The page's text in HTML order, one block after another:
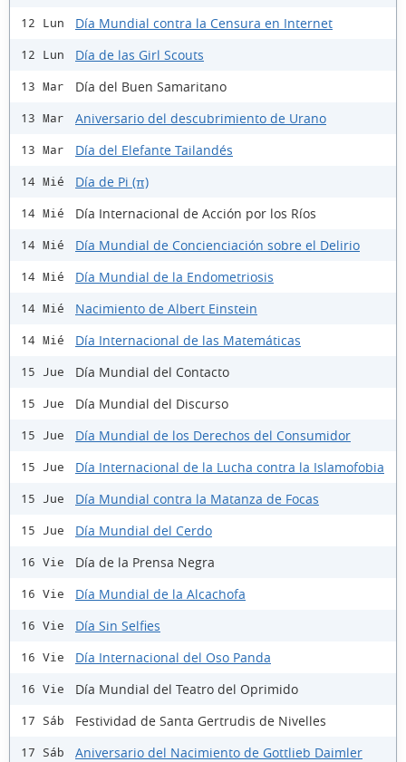
12 Lun Día Mundial contra la Censura en Internet
12 Lun Día de las Girl Scouts
13 Mar Día del Buen Samaritano
13 Mar Aniversario del descubrimiento de Urano
13 Mar Día del Elefante Tailandés
14 Mié Día de Pi (π)
14 Mié Día Internacional de Acción por los Ríos
14 Mié Día Mundial de Concienciación sobre el Delirio
14 Mié Día Mundial de la Endometriosis
14 Mié Nacimiento de Albert Einstein
14 Mié Día Internacional de las Matemáticas
15 Jue Día Mundial del Contacto
15 Jue Día Mundial del Discurso
15 Jue Día Mundial de los Derechos del Consumidor
15 Jue Día Internacional de la Lucha contra la Islamofobia
15 Jue Día Mundial contra la Matanza de Focas
15 Jue Día Mundial del Cerdo
16 Vie Día de la Prensa Negra
16 Vie Día Mundial de la Alcachofa
16 Vie Día Sin Selfies
16 Vie Día Internacional del Oso Panda
16 Vie Día Mundial del Teatro del Oprimido
17 Sáb Festividad de Santa Gertrudis de Nivelles
17 Sáb Aniversario del Nacimiento de Gottlieb Daimler